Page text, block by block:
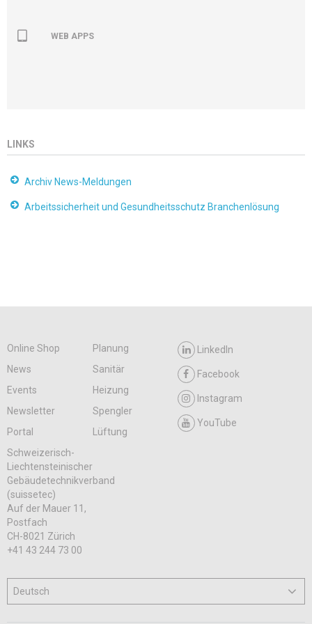
WEB APPS
LINKS
Archiv News-Meldungen
Arbeitssicherheit und Gesundheitsschutz Branchenlösung
Online Shop
Planung
News
Sanitär
Events
Heizung
Newsletter
Spengler
Portal
Lüftung
LinkedIn
Facebook
Instagram
YouTube
Schweizerisch-
Liechtensteinischer
Gebäudetechnikverband
(suissetec)
Auf der Mauer 11,
Postfach
CH-8021 Zürich
+41 43 244 73 00